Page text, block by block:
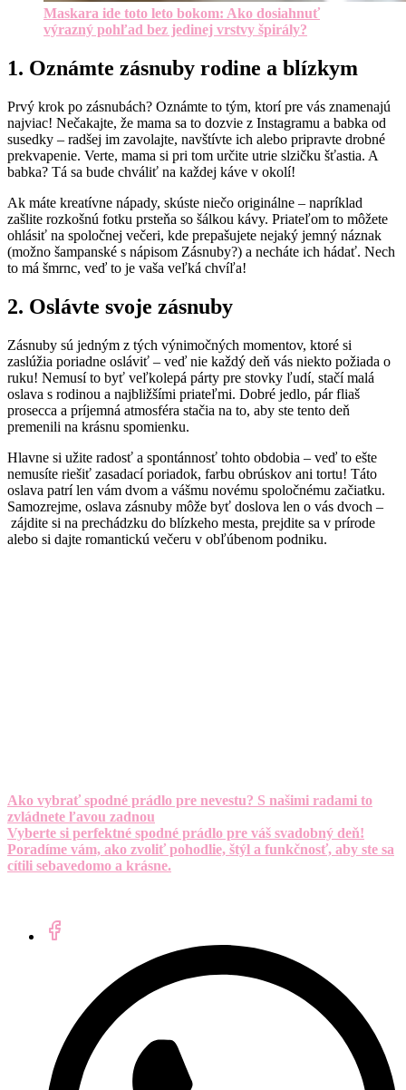
Maskara ide toto leto bokom: Ako dosiahnuť
výrazný pohľad bez jedinej vrstvy špirály?
1. Oznámte zásnuby rodine a blízkym
Prvý krok po zásnubách? Oznámte to tým, ktorí pre vás znamenajú
najviac! Nečakajte, že mama sa to dozvie z Instagramu a babka od
susedky – radšej im zavolajte, navštívte ich alebo pripravte drobné
prekvapenie. Verte, mama si pri tom určite utrie slzičku šťastia. A
babka? Tá sa bude chváliť na každej káve v okolí!
Ak máte kreatívne nápady, skúste niečo originálne – napríklad
zašlite rozkošnú fotku prsteňa so šálkou kávy. Priateľom to môžete
ohlásiť na spoločnej večeri, kde prepašujete nejaký jemný náznak
(možno šampanské s nápisom Zásnuby?) a necháte ich hádať. Nech
to má šmrnc, veď to je vaša veľká chvíľa!
2. Oslávte svoje zásnuby
Zásnuby sú jedným z tých výnimočných momentov, ktoré si
zaslúžia poriadne osláviť – veď nie každý deň vás niekto požiada o
ruku! Nemusí to byť veľkolepá párty pre stovky ľudí, stačí malá
oslava s rodinou a najbližšími priateľmi. Dobré jedlo, pár fliaš
prosecca a príjemná atmosféra stačia na to, aby ste tento deň
premenili na krásnu spomienku.
Hlavne si užite radosť a spontánnosť tohto obdobia – veď to ešte
nemusíte riešiť zasadací poriadok, farbu obrúskov ani tortu! Táto
oslava patrí len vám dvom a vášmu novému spoločnému začiatku.
Samozrejme, oslava zásnuby môže byť doslova len o vás dvoch –
zájdite si na prechádzku do blízkeho mesta, prejdite sa v prírode
alebo si dajte romantickú večeru v obľúbenom podniku.
Ako vybrať spodné prádlo pre nevestu? S našimi radami to
zvládnete ľavou zadnou
Vyberte si perfektné spodné prádlo pre váš svadobný deň!
Poradíme vám, ako zvoliť pohodlie, štýl a funkčnosť, aby ste sa
cítili sebavedomo a krásne.